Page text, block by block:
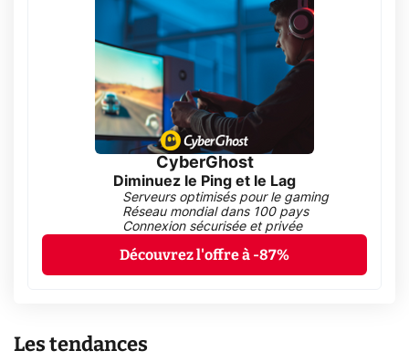
CyberGhost
Diminuez le Ping et le Lag
Serveurs optimisés pour le gaming
Réseau mondial dans 100 pays
Connexion sécurisée et privée
Découvrez l'offre à -87%
Les tendances